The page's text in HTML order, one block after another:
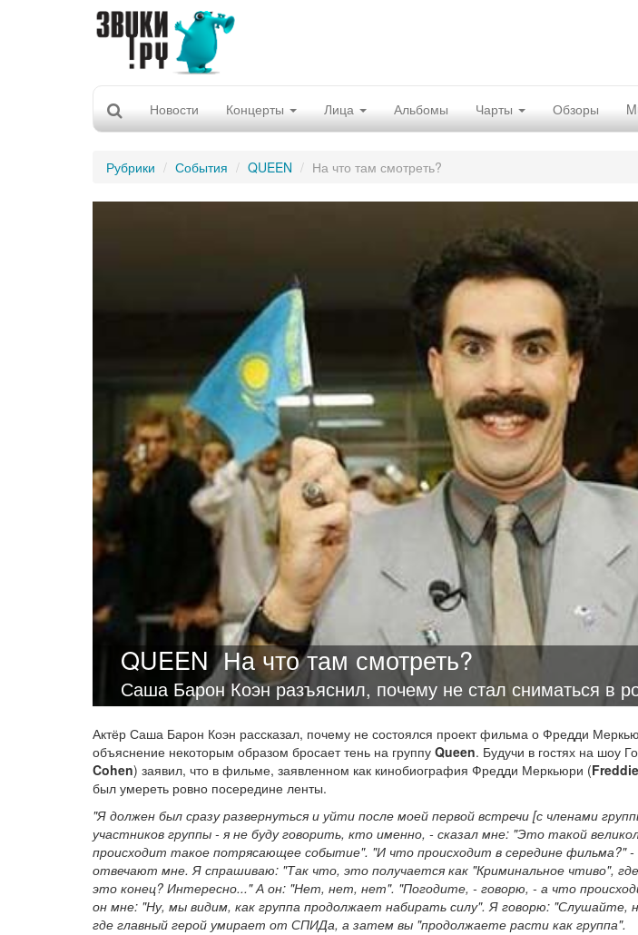
Новости Концерты Лица Альбомы Чарты Обзоры
Рубрики События QUEEN На что там смотреть?
QUEEN На что там смотреть?
Саша Барон Коэн разъяснил, почему не стал сниматься в
Актёр Саша Барон Коэн рассказал, почему не состоялся проект фильма о Фредди
объяснение некоторым образом бросает тень на группу Queen. Будучи в гостях на шоу
Cohen) заявил, что в фильме, заявленном как кинобиография Фредди Меркьюри (
был умереть ровно посередине ленты.
"Я должен был сразу развернуться и уйти после моей первой встречи [с членами
участников группы - я не буду говорить, кто именно, - сказал мне: "Это такой
происходит такое потрясающее событие". "И что происходит в середине фильма?"
отвечают мне. Я спрашиваю: "Так что, это получается как "Криминальное чтиво",
это конец? Интересно..." А он: "Нет, нет, нет". "Погодите, - говорю, - а что
он мне: "Ну, мы видим, как группа продолжает набирать силу". Я говорю:
где главный герой умирает от СПИДа, а затем вы "продолжаете расти как группа".